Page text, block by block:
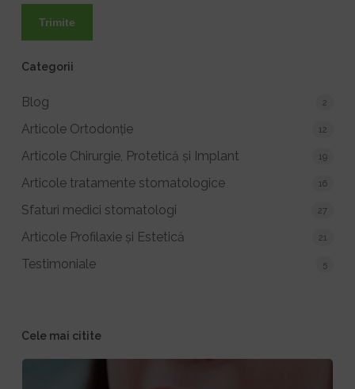
Categorii
Blog 2
Articole Ortodonție 12
Articole Chirurgie, Protetică și Implant 19
Articole tratamente stomatologice 16
Sfaturi medici stomatologi 27
Articole Profilaxie și Estetică 21
Testimoniale 5
Cele mai citite